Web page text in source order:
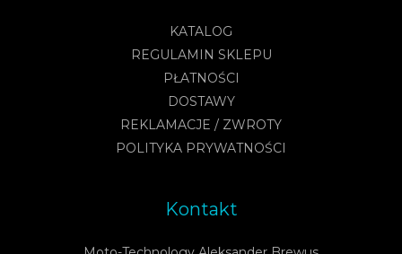
KATALOG
REGULAMIN SKLEPU
PŁATNOŚCI
DOSTAWY
REKLAMACJE / ZWROTY
POLITYKA PRYWATNOŚCI
Kontakt